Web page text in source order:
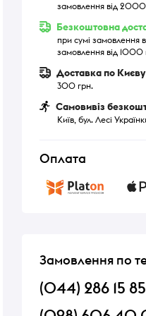
замовлення від
Безкоштовна
при сумі замовлення
замовлення від 1000
Доставка по Києву
300 грн.
Самовивіз
Київ, бул. Лесі
Оплата
Замовлення по
(044) 286 15 85